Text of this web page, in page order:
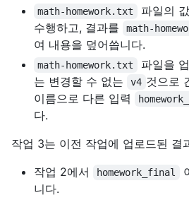
math-homework.txt
파일의
수행하고, 결과를
math-
여 내용을 덮어씁니다.
math-homework.txt
파일을
는 변경할 수 없는
v4 것으로
이름으로 다른 입력
다.
작업 3는 이전 작업에 업로드된 결
작업 2에서
homework_final
니다.